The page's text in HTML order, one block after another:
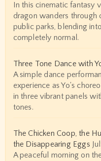
In this cinematic fantasy
dragon wanders through
public parks, blending
completely normal.
Three Tone Dance with
A simple dance
experience as Yo's
in three vibrant panels
tones.
The Chicken Coop, the
the Disappearing Eggs
A peaceful morning on